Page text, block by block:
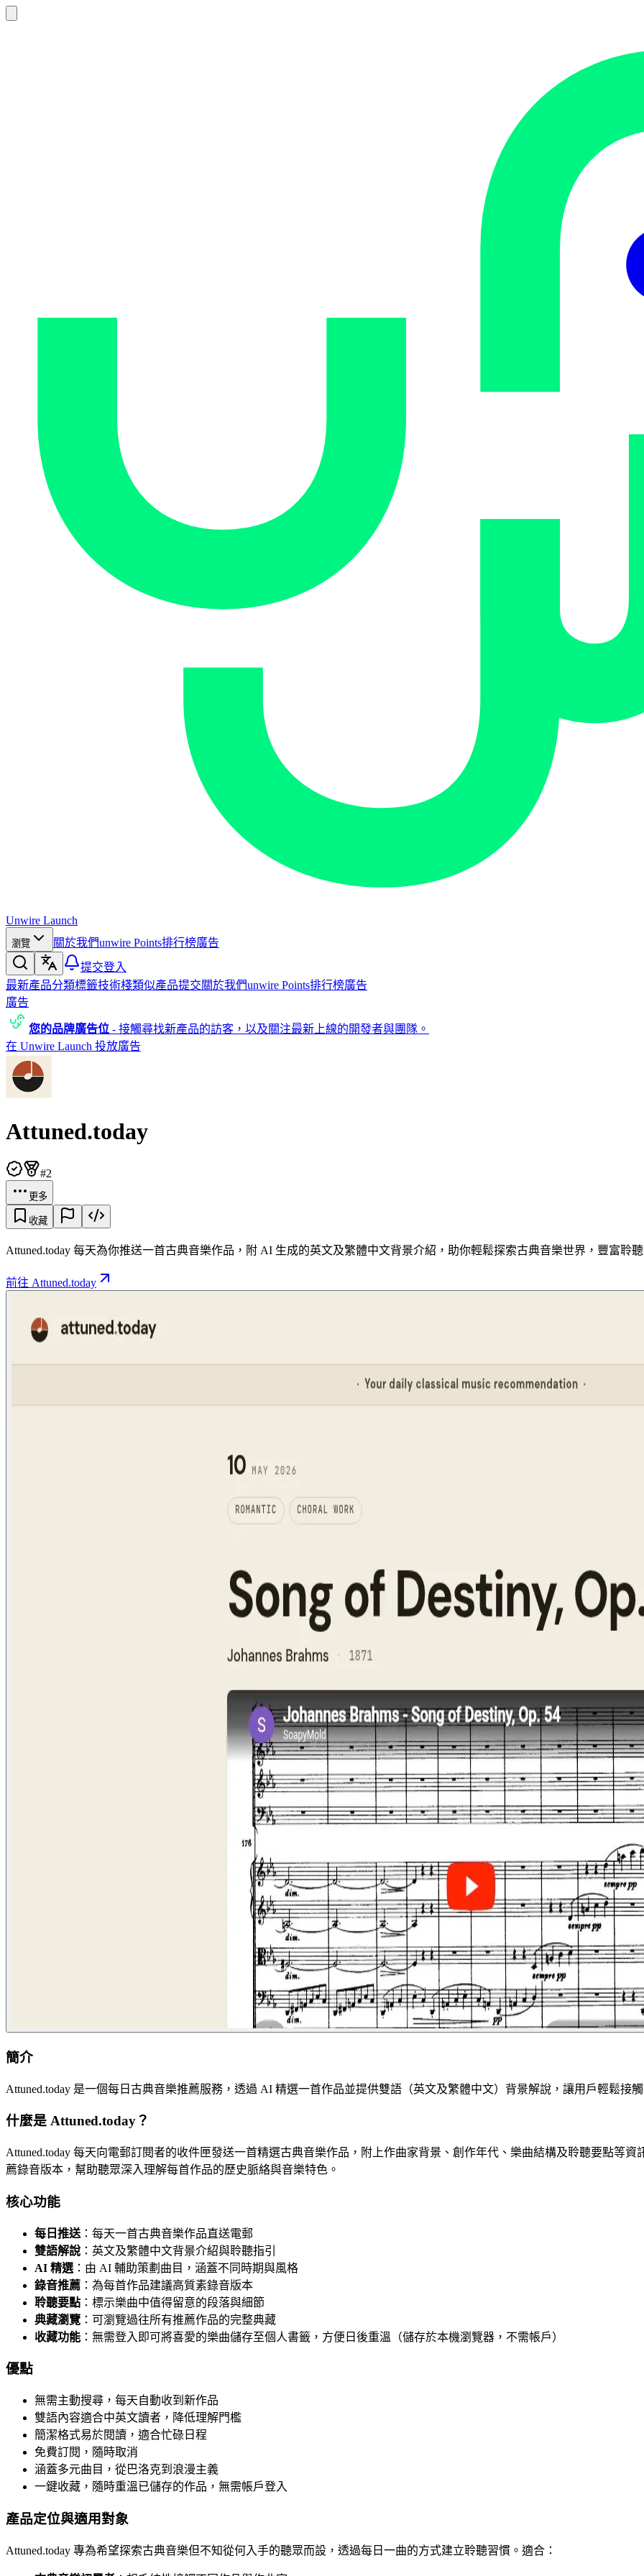
Unwire Launch
瀏覽 關於我們unwire Points排行榜廣告
提交登入
最新產品分類標籤技術棧類似產品提交關於我們unwire Points排行榜廣告
廣告
您的品牌廣告位 - 接觸尋找新產品的訪客，以及關注最新上線的開發者與團隊。
在 Unwire Launch 投放廣告
Attuned.today
#2
更多
收藏
Attuned.today 每天為你推送一首古典音樂作品，附 AI 生成的英文及繁體中文背景介紹，助你輕鬆探索古典音樂世界，豐富聆
前往 Attuned.today
簡介
Attuned.today 是一個每日古典音樂推薦服務，透過 AI 精選一首作品並提供雙語（英文及繁體中文）背景解說，讓用戶輕鬆接
什麼是 Attuned.today？
Attuned.today 每天向電郵訂閱者的收件匣發送一首精選古典音樂作品，附上作曲家背景、創作年代、樂曲結構及聆聽要點等
薦錄音版本，幫助聽眾深入理解每首作品的歷史脈絡與音樂特色。
核心功能
每日推送 ：每天一首古典音樂作品直送電郵
雙語解說 ：英文及繁體中文背景介紹與聆聽指引
AI 精選 ：由 AI 輔助策劃曲目，涵蓋不同時期與風格
錄音推薦 ：為每首作品建議高質素錄音版本
聆聽要點 ：標示樂曲中值得留意的段落與細節
典藏瀏覽 ：可瀏覽過往所有推薦作品的完整典藏
收藏功能 ：無需登入即可將喜愛的樂曲儲存至個人書籤，方便日後重溫（儲存於本機瀏覽器，不需帳戶）
優點
無需主動搜尋，每天自動收到新作品
雙語內容適合中英文讀者，降低理解門檻
簡潔格式易於閱讀，適合忙碌日程
免費訂閱，隨時取消
涵蓋多元曲目，從巴洛克到浪漫主義
一鍵收藏，隨時重溫已儲存的作品，無需帳戶登入
產品定位與適用對象
Attuned.today 專為希望探索古典音樂但不知從何入手的聽眾而設，透過每日一曲的方式建立聆聽習慣。適合：